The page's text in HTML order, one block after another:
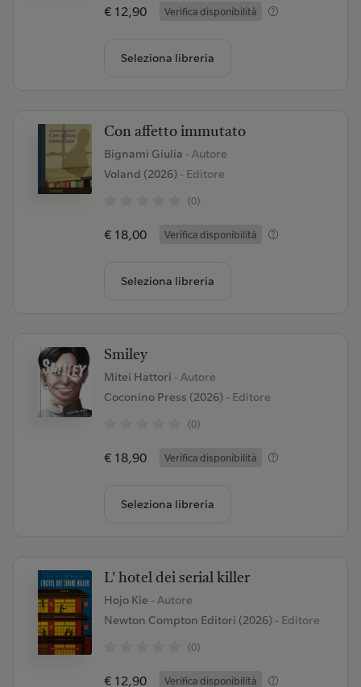
€ 12,90 Verifica disponibilità
Seleziona libreria
Con affetto immutato
Bignami Giulia - Autore
Voland (2026)- Editore
(0)
€ 18,00 Verifica disponibilità
Seleziona libreria
Smiley
Mitei Hattori - Autore
Coconino Press (2026)- Editore
(0)
€ 18,90 Verifica disponibilità
Seleziona libreria
L' hotel dei serial killer
Hojo Kie - Autore
Newton Compton Editori (2026)- Editore
(0)
€ 12,90 Verifica disponibilità